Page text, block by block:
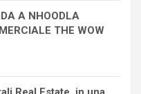
A NHOODLA
THE WOW